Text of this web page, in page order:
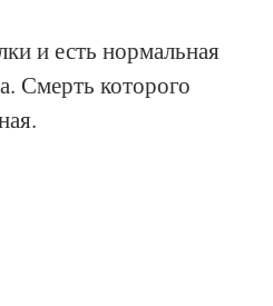
и есть нормальная
Смерть которого